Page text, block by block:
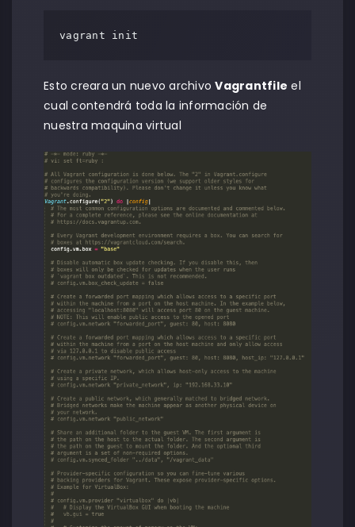
vagrant init
Esto creara un nuevo archivoVagrantfile el
cual contendrá toda la información de
nuestra maquina virtual